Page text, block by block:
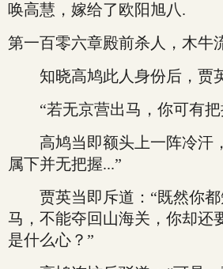
唤高慧，嫁给了欧阳旭八.
第一百零六章殿前杀人，木牛
知晓高鸠此人身份后，贾英
“若无京营出马，你可有把
高鸠当即额头上一阵冷汗，
属下并无把握...”
贾英当即斥道：“既然你都
马，不能夺回山海关，你却还
是什么心？”